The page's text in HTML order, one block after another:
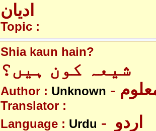
ادیان
Topic :
Shia kaun hain?
شیعہ کون ہیں؟
Author : Unknown
Translator :
Language : Urdu